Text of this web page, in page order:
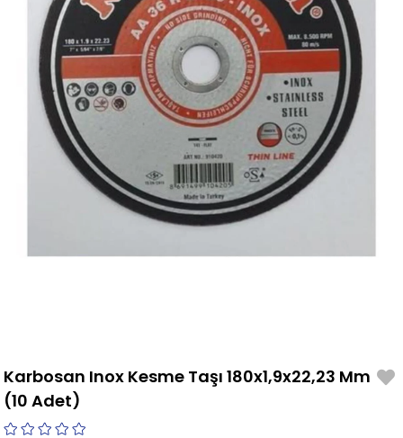
Karbosan Inox Kesme Taşı 180x1,9x22,23 Mm
(10 Adet)